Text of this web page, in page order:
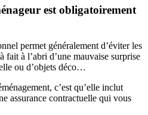
est obligatoirement
permet généralement d’éviter les
fait à l’abri d’une mauvaise surprise
ou d’objets déco…
c’est qu’elle inclut
assurance contractuelle qui vous